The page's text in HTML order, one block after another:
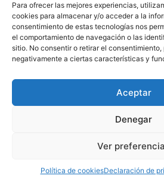
Para ofrecer las mejores experiencias,
cookies para almacenar y/o acceder a la
consentimiento de estas tecnologías nos
el comportamiento de navegación o las
sitio. No consentir o retirar el
negativamente a ciertas características y
Aceptar
Denegar
Ver
Política de cookiesDeclaración de
Política de
Aviso Legal
910 607 564
derechos